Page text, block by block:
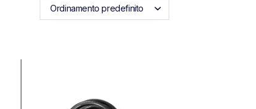
Ordinamento predefinito